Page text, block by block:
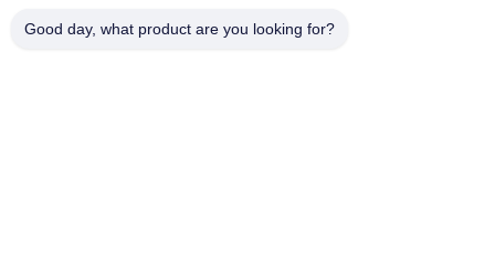
Good day, what product are you looking for?